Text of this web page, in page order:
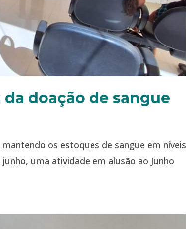
doação de sangue
os estoques de sangue em níveis
uma atividade em alusão ao Junho